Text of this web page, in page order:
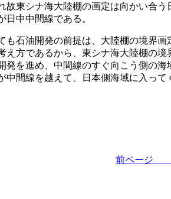
故東シナ海大陸棚の画定は向かい合
日中中間線である。
も石油開発の前提は、大陸棚の境界
え方であるから、東シナ海大陸棚の
発を進め、中間線のすぐ向こう側の
中間線を越えて、日本側海域に入っ
前ペー